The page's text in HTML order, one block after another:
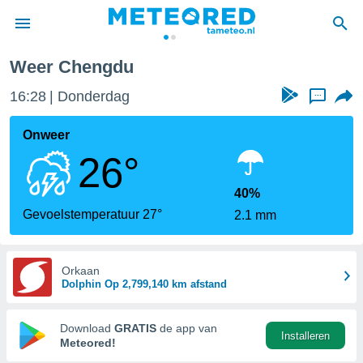
door
verstrekte
hoge
hebt de
voor
op basis
Weer Chengdu
16:28 Donderdag ...
Onweer
26°
Gevoelstemperatuur 27°
40%
2.1 mm
Orkaan
Dolphin Op 2,799,140 km afstand
Download GRATIS de app van
Meteored!
Installeren